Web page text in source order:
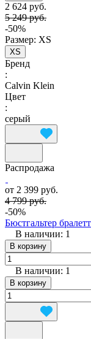
2 624 руб.
5 249 руб.
-50%
Размер: XS
XS
Бренд
:
Calvin Klein
Цвет
:
серый
Распродажа
от 2 399 руб.
4 799 руб.
-50%
Бюстгальтер
В наличии: 1
В корзину
В наличии: 1
В корзину